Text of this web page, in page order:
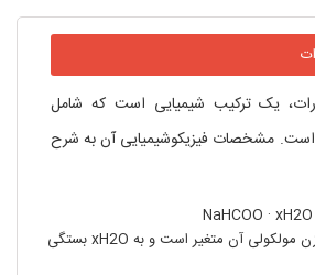
یک ترکیب شیمیایی است که شامل
مشخصات فیزیکوشیمیایی آن به شرح
وزن مولکولی: وزن مولکولی آن متغیر است و به xH2O بستگی